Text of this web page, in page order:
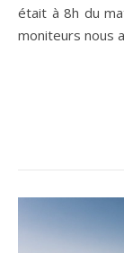
était à 8h du
moniteurs nous